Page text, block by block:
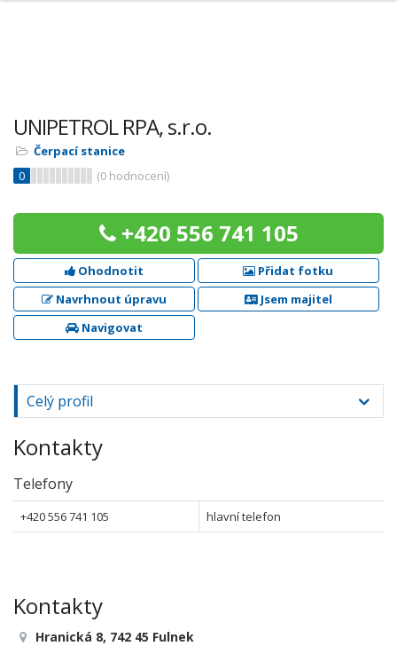
UNIPETROL RPA, s.r.o.
Čerpací stanice
0
(0 hodnocení)
+420 556 741 105
Ohodnotit
Přidat fotku
Navrhnout úpravu
Jsem majitel
Navigovat
Celý profil
Kontakty
Telefony
+420 556 741 105 hlavní telefon
Kontakty
Hranická 8, 742 45 Fulnek